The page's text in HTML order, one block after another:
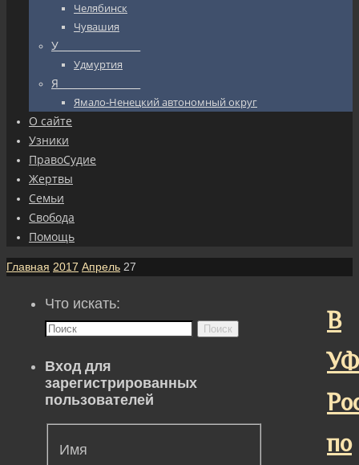
Челябинск
Чувашия
У_________________
Удмуртия
Я_________________
Ямало-Ненецкий автономный округ
О сайте
Узники
ПравоСудие
Жертвы
Семьи
Свобода
Помощь
Главная 2017 Апрель 27
В
по
Что искать:
Поиск
Вход для
зарегистрированных
пользователей
Имя